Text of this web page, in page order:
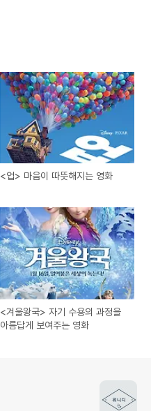
<업> 마음이 따뜻해지는 영화
<겨울왕국> 자기 수용의 과정을
아름답게 보여주는 영화